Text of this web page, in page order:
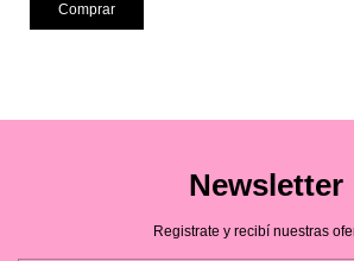
Newsletter
Registrate y recibí nuestras